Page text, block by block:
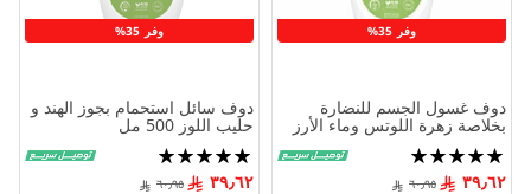
وفر 35%
دوف غسول الجسم للنضارة
بخلاصة زهرة اللوتس وماء الأرز
500 مل
تقييم:
100%
٣٩٫٦٢ ٦٠٫٩٥
وفر 35%
دوف سائل استحمام بجوز الهند و
حليب اللوز 500 مل
تقييم:
100%
٣٩٫٦٢ ٦٠٫٩٥